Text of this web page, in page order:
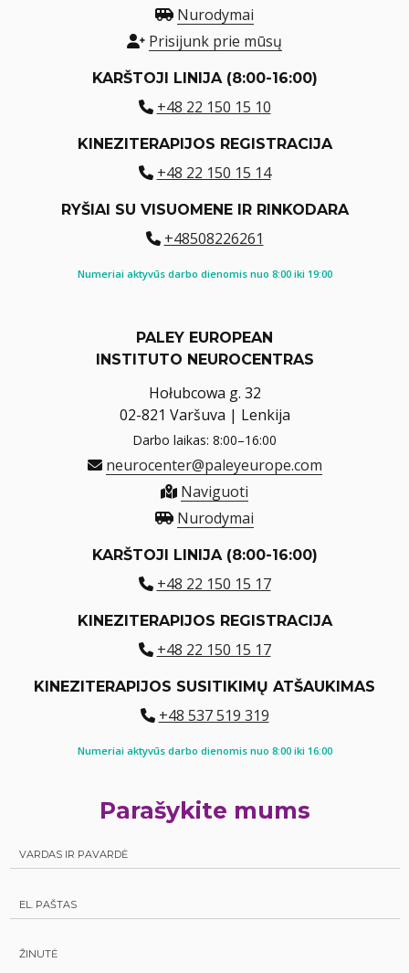
Nurodymai
Prisijunk prie mūsų
KARŠTOJI LINIJA (8:00-16:00)
+48 22 150 15 10
KINEZITERAPIJOS REGISTRACIJA
+48 22 150 15 14
RYŠIAI SU VISUOMENE IR RINKODARA
+48508226261
Numeriai aktyvūs darbo dienomis nuo 8:00 iki 19:00
PALEY EUROPEAN
INSTITUTO NEUROCENTRAS
Hołubcowa g. 32
02-821 Varšuva | Lenkija
Darbo laikas: 8:00–16:00
neurocenter@paleyeurope.com
Naviguoti
Nurodymai
KARŠTOJI LINIJA (8:00-16:00)
+48 22 150 15 17
KINEZITERAPIJOS REGISTRACIJA
+48 22 150 15 17
KINEZITERAPIJOS SUSITIKIMŲ ATŠAUKIMAS
+48 537 519 319
Numeriai aktyvūs darbo dienomis nuo 8:00 iki 16:00
Parašykite mums